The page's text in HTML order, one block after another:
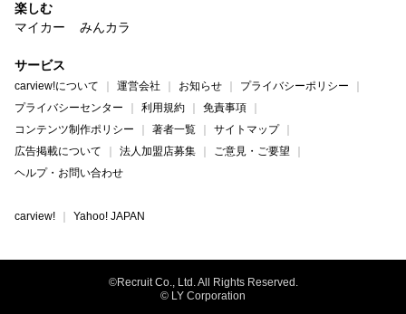
楽しむ
マイカー
みんカラ
サービス
carview!について 運営会社 お知らせ
プライバシーポリシー
プライバシーセンター
利用規約
免責事項
コンテンツ制作ポリシー
著者一覧
サイトマップ
広告掲載について
法人加盟店募集
ご意見・ご要望
ヘルプ・お問い合わせ
carview! Yahoo! JAPAN
©Recruit Co., Ltd. All Rights Reserved.
© LY Corporation